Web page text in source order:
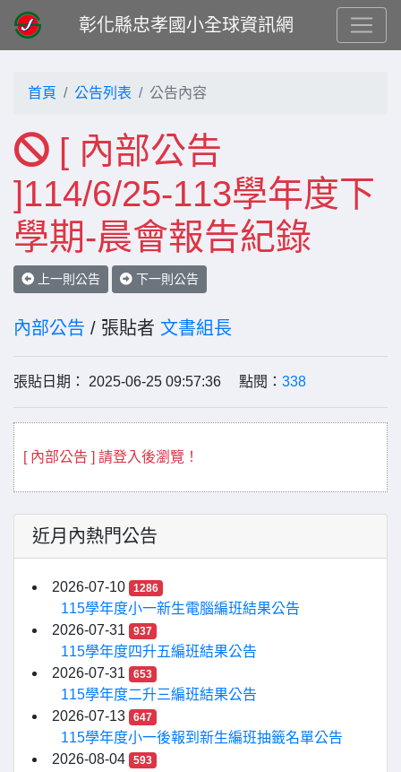
彰化縣忠孝國小全球資訊網
首頁 公告列表 公告內容
[ 內部公告
]114/6/25-113學年度下
學期-晨會報告紀錄
上一則公告 下一則公告
內部公告 / 張貼者 文書組長
張貼日期： 2025-06-25 09:57:36 點閱： 338
[ 內部公告 ] 請登入後瀏覽！
近月內熱門公告
2026-07-10 1286
115學年度小一新生電腦編班結果公告
2026-07-31
937
115學年度四升五編班結果公告
2026-07-31
653
115學年度二升三編班結果公告
2026-07-13
647
115學年度小一後報到新生編班抽籤名單公告
2026-08-04
593